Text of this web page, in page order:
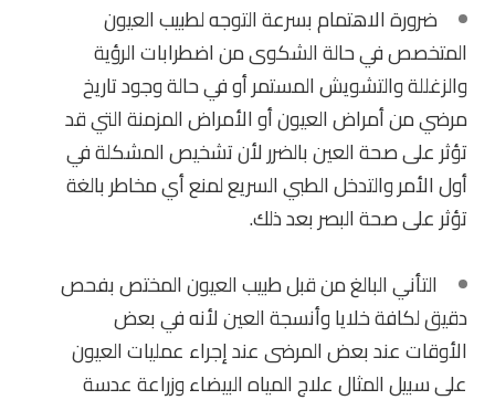
ضرورة الاهتمام بسرعة التوجه لطبيب العيون
المتخصص في حالة الشكوى من اضطرابات الرؤية
والزغللة والتشويش المستمر أو في حالة وجود تاريخ
مرضي من أمراض العيون أو الأمراض المزمنة التي قد
تؤثر على صحة العين بالضرر لأن تشخيص المشكلة في
أول الأمر والتدخل الطبي السريع لمنع أي مخاطر بالغة
تؤثر على صحة البصر بعد ذلك.
التأني البالغ من قبل طبيب العيون المختص بفحص
دقيق لكافة خلايا وأنسجة العين لأنه في بعض
الأوقات عند بعض المرضى عند إجراء عمليات العيون
على سبيل المثال علاج المياه البيضاء وزراعة عدسة